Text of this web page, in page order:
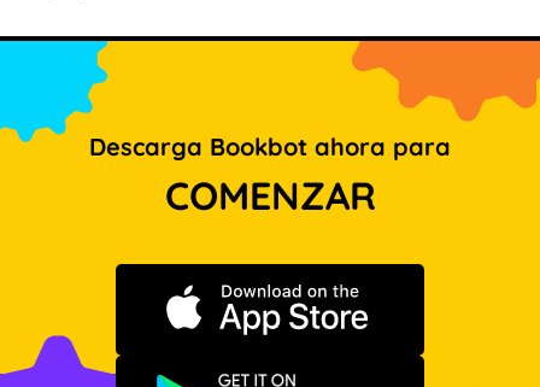
Descarga Bookbot ahora para
COMENZAR
Descargar en App Store